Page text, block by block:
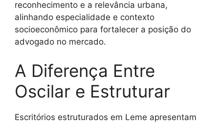
reconhecimento e a relevância urbana,
alinhando especialidade e contexto
socioeconômico para fortalecer a posição do
advogado no mercado.
A Diferença Entre
Oscilar e Estruturar
Escritórios estruturados em Leme apresentam